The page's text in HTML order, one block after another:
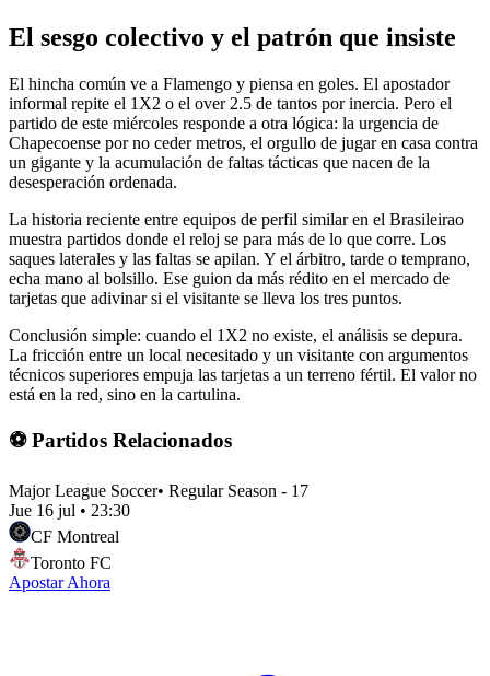
El sesgo colectivo y el patrón que insiste
El hincha común ve a Flamengo y piensa en goles. El apostador
informal repite el 1X2 o el over 2.5 de tantos por inercia. Pero el
partido de este miércoles responde a otra lógica: la urgencia de
Chapecoense por no ceder metros, el orgullo de jugar en casa contra
un gigante y la acumulación de faltas tácticas que nacen de la
desesperación ordenada.
La historia reciente entre equipos de perfil similar en el Brasileirao
muestra partidos donde el reloj se para más de lo que corre. Los
saques laterales y las faltas se apilan. Y el árbitro, tarde o temprano,
echa mano al bolsillo. Ese guion da más rédito en el mercado de
tarjetas que adivinar si el visitante se lleva los tres puntos.
Conclusión simple: cuando el 1X2 no existe, el análisis se depura.
La fricción entre un local necesitado y un visitante con argumentos
técnicos superiores empuja las tarjetas a un terreno fértil. El valor no
está en la red, sino en la cartulina.
⚽ Partidos Relacionados
Major League Soccer• Regular Season - 17
Jue 16 jul • 23:30
CF Montreal
Toronto FC
Apostar Ahora